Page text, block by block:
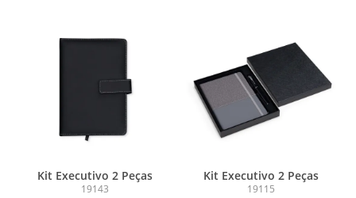
Kit Executivo 2 Peças
19143
Kit Executivo 2 Peças
19115